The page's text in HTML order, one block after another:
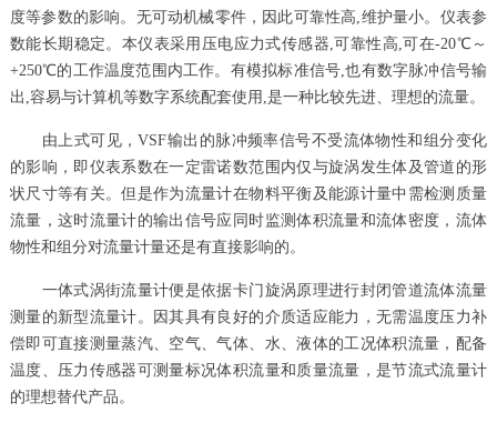
度等参数的影响。无可动机械零件，因此可靠性高,维护量小。仪表参
数能长期稳定。本仪表采用压电应力式传感器,可靠性高,可在-20℃～
+250℃的工作温度范围内工作。有模拟标准信号,也有数字脉冲信号输
出,容易与计算机等数字系统配套使用,是一种比较先进、理想的流量。
由上式可见，VSF输出的脉冲频率信号不受流体物性和组分变化
的影响，即仪表系数在一定雷诺数范围内仅与旋涡发生体及管道的形
状尺寸等有关。但是作为流量计在物料平衡及能源计量中需检测质量
流量，这时流量计的输出信号应同时监测体积流量和流体密度，流体
物性和组分对流量计量还是有直接影响的。
一体式涡街流量计便是依据卡门旋涡原理进行封闭管道流体流量
测量的新型流量计。因其具有良好的介质适应能力，无需温度压力补
偿即可直接测量蒸汽、空气、气体、水、液体的工况体积流量，配备
温度、压力传感器可测量标况体积流量和质量流量，是节流式流量计
的理想替代产品。